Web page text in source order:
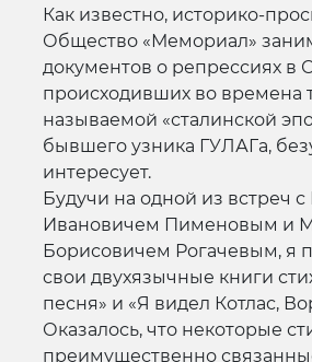
Как известно, историко-
Общество «Мемориал»
документов о репрессиях в
происходивших во времена
называемой «сталинской
бывшего узника ГУЛАГа,
интересует.
Будучи на одной из встреч с
Ивановичем Пименовым и
Борисовичем Рогачевым, я
свои двухязычные книги
песня» и «Я видел Котлас,
Оказалось, что некоторые
преимущественно